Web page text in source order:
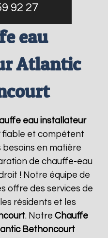
92 27
eau
Atlantic
eau installateur
fiable et compétent
en matière
de chauffe-eau
! Notre équipe de
offre des services de
résidents et les
. NotreChauffe
Bethoncourt